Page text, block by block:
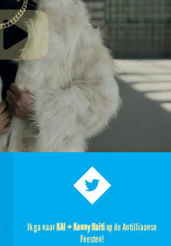
Ik ga naarKAI + Kenny Haitiop de Antilliaanse
Feesten!